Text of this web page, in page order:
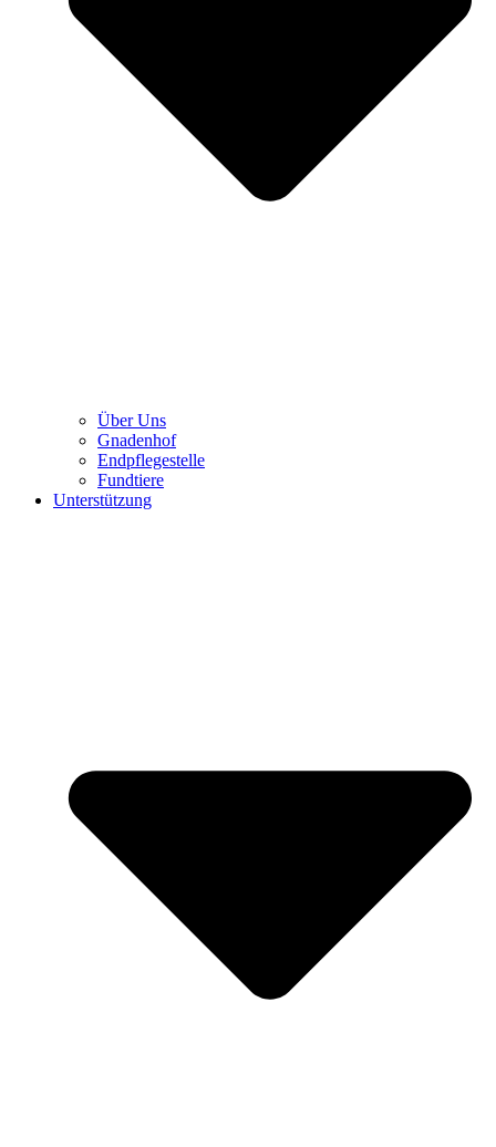
Über Uns
Gnadenhof
Endpflegestelle
Fundtiere
Unterstützung